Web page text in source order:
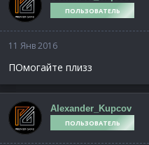
ПОЛЬЗОВАТЕЛЬ
11 Янв 2016
ПОмогайте плизз
Alexander_Kupcov
ПОЛЬЗОВАТЕЛЬ